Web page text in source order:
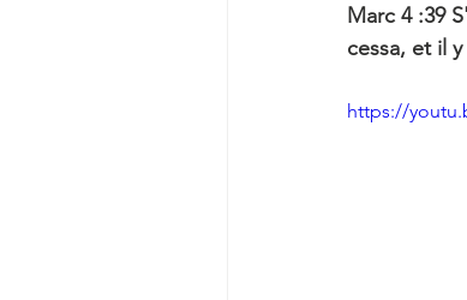
Marc 4 :39
cessa, et il
https://